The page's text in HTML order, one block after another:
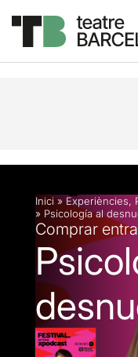
Descripció
Inici»Experiències,
» Psicología al
Comprar